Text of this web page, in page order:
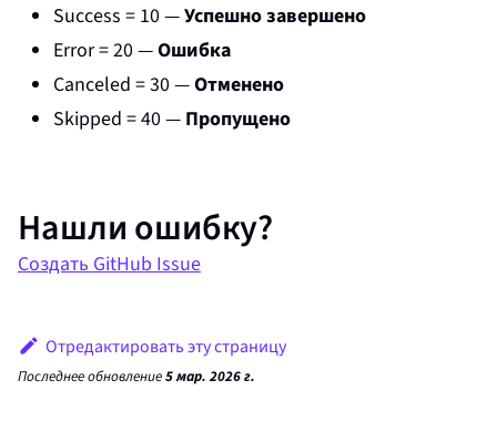
Success = 10 —Успешно завершено
Error = 20 —Ошибка
Canceled = 30 —Отменено
Skipped = 40 — Пропущено
Нашли ошибку?
Создать GitHub Issue
Отредактировать эту страницу
Последнее обновление5 мар. 2026 г.